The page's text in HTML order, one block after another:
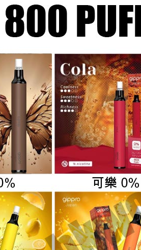
棒
一
次
性
電
子
煙
(可
吸
800
(多
口
味)
(0%
尼